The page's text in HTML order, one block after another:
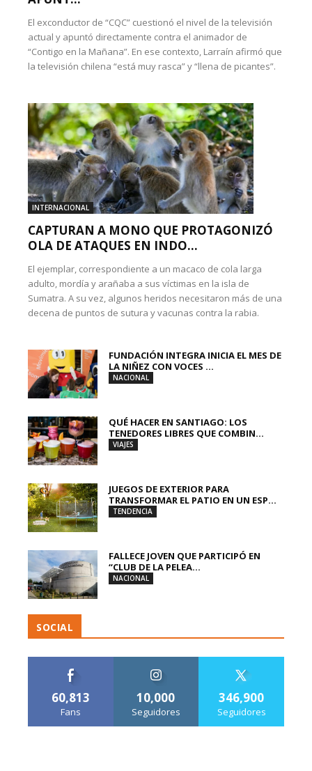
El exconductor de “CQC” cuestionó el nivel de la televisión
actual y apuntó directamente contra el animador de
“Contigo en la Mañana”. En ese contexto, Larraín afirmó que
la televisión chilena “está muy rasca” y “llena de picantes”.
INTERNACIONAL
CAPTURAN A MONO QUE PROTAGONIZÓ
OLA DE ATAQUES EN INDO...
El ejemplar, correspondiente a un macaco de cola larga
adulto, mordía y arañaba a sus víctimas en la isla de
Sumatra. A su vez, algunos heridos necesitaron más de una
decena de puntos de sutura y vacunas contra la rabia.
FUNDACIÓN INTEGRA INICIA EL MES DE
LA NIÑEZ CON VOCES ...
NACIONAL
QUÉ HACER EN SANTIAGO: LOS
TENEDORES LIBRES QUE COMBIN...
VIAJES
JUEGOS DE EXTERIOR PARA
TRANSFORMAR EL PATIO EN UN ESP...
TENDENCIA
FALLECE JOVEN QUE PARTICIPÓ EN
“CLUB DE LA PELEA...
NACIONAL
SOCIAL
60,813
Fans
10,000
Seguidores
346,900
Seguidores